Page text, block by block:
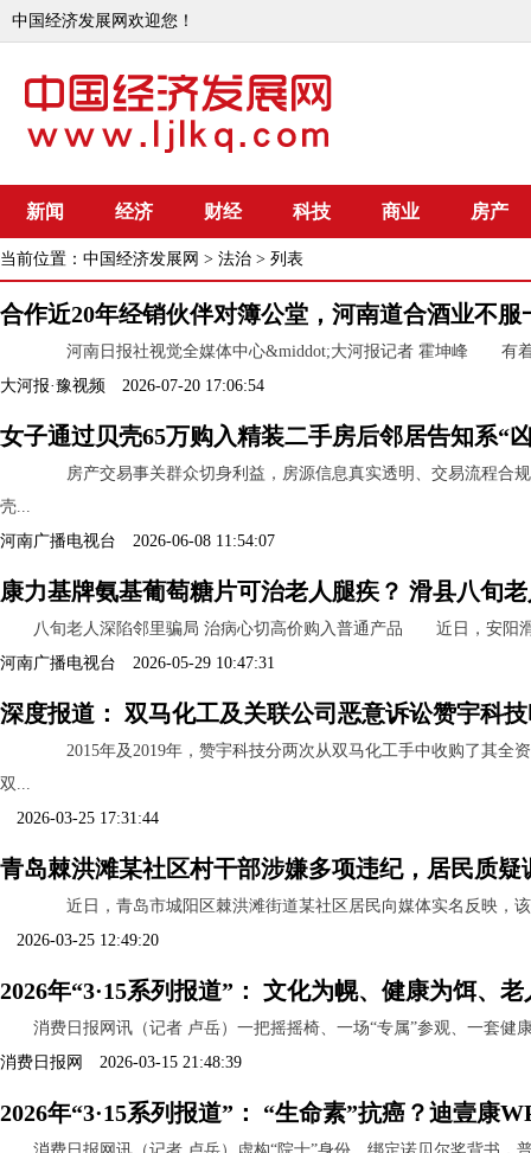
中国经济发展网欢迎您！
新闻 经济 财经 科技 商业 房产
当前位置： 中国经济发展网 > 法治 > 列表
合作近20年经销伙伴对簿公堂，河南道合酒业不
河南日报社视觉全媒体中心&middot;大河报记者 霍坤峰 有着
大河报·豫视频 2026-07-20 17:06:54
女子通过贝壳65万购入精装二手房后邻居告知系“
房产交易事关群众切身利益，房源信息真实透明、交易流程合规
壳...
河南广播电视台 2026-06-08 11:54:07
康力基牌氨基葡萄糖片可治老人腿疾？ 滑县八旬
八旬老人深陷邻里骗局 治病心切高价购入普通产品 近日，安阳
河南广播电视台 2026-05-29 10:47:31
深度报道： 双马化工及关联公司恶意诉讼赞宇科
2015年及2019年，赞宇科技分两次从双马化工手中收购了其全
双...
2026-03-25 17:31:44
青岛棘洪滩某社区村干部涉嫌多项违纪，居民质疑
近日，青岛市城阳区棘洪滩街道某社区居民向媒体实名反映，该
2026-03-25 12:49:20
2026年“3·15系列报道”： 文化为幌、健康为饵、
消费日报网讯（记者 卢岳）一把摇摇椅、一场“专属”参观、一套
消费日报网 2026-03-15 21:48:39
2026年“3·15系列报道”： “生命素”抗癌？迪壹康